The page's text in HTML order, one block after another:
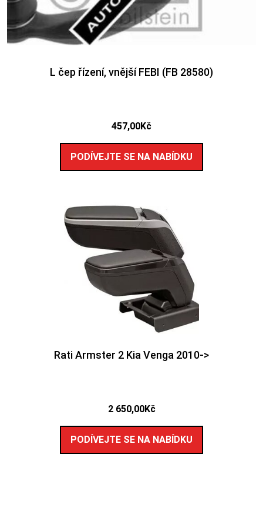
L čep řízení, vnější FEBI (FB 28580)
457,00Kč
PODÍVEJTE SE NA NABÍDKU
Rati Armster 2 Kia Venga 2010->
2 650,00Kč
PODÍVEJTE SE NA NABÍDKU